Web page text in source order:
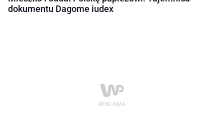
dokumentu Dagome iudex